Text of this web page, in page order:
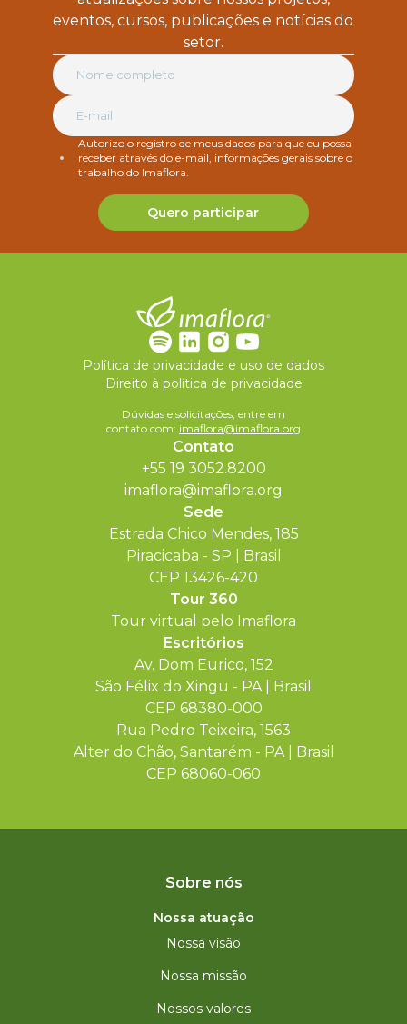
eventos, cursos, publicações e notícias do
setor.
Autorizo o registro de meus dados para que eu possa
receber através do e-mail, informações gerais sobre o
trabalho do Imaflora.
Quero participar
Política de privacidade e uso de dados
Direito à política de privacidade
Dúvidas e solicitações, entre em
contato com: imaflora@imaflora.org
Contato
+55 19 3052.8200
imaflora@imaflora.org
Sede
Estrada Chico Mendes, 185
Piracicaba - SP | Brasil
CEP 13426-420
Tour 360
Tour virtual pelo Imaflora
Escritórios
Av. Dom Eurico, 152
São Félix do Xingu - PA | Brasil
CEP 68380-000
Rua Pedro Teixeira, 1563
Alter do Chão, Santarém - PA | Brasil
CEP 68060-060
Sobre nós
Nossa atuação
Nossa visão
Nossa missão
Nossos valores